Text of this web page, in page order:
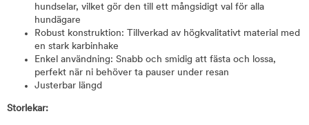
hundselar, vilket gör den till ett mångsidigt val för alla
hundägare
Robust konstruktion: Tillverkad av högkvalitativt material med
en stark karbinhake
Enkel användning: Snabb och smidig att fästa och lossa,
perfekt när ni behöver ta pauser under resan
Justerbar längd
Storlekar: